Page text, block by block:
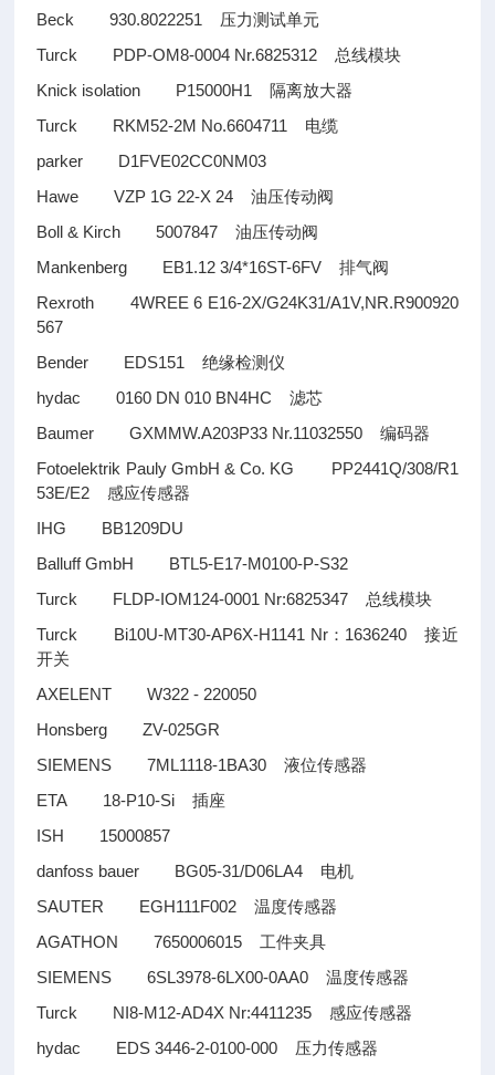
Beck 930.8022251 压力测试单元
Turck PDP-OM8-0004 Nr.6825312 总线模块
Knick isolation P15000H1 隔离放大器
Turck RKM52-2M No.6604711 电缆
parker D1FVE02CC0NM03
Hawe VZP 1G 22-X 24油压传动阀
Boll & Kirch 5007847油压传动阀
Mankenberg EB1.12 3/4*16ST-6FV排气阀
Rexroth 4WREE 6 E16-2X/G24K31/A1V,NR.R900920
567
Bender EDS151绝缘检测仪
hydac 0160 DN 010 BN4HC滤芯
Baumer GXMMW.A203P33 Nr.11032550编码器
Fotoelektrik Pauly GmbH & Co. KG PP2441Q/308/R1
53E/E2感应传感器
IHG BB1209DU
Balluff GmbH BTL5-E17-M0100-P-S32
Turck FLDP-IOM124-0001 Nr:6825347 总线模块
Turck Bi10U-MT30-AP6X-H1141 Nr： 1636240接近
开关
AXELENT W322 - 220050
Honsberg ZV-025GR
SIEMENS 7ML1118-1BA30液位传感器
ETA 18-P10-Si插座
ISH 15000857
danfoss bauer BG05-31/D06LA4 电机
SAUTER EGH111F002温度传感器
AGATHON 7650006015 工件夹具
SIEMENS 6SL3978-6LX00-0AA0温度传感器
Turck NI8-M12-AD4X Nr:4411235感应传感器
hydac EDS 3446-2-0100-000 压力传感器